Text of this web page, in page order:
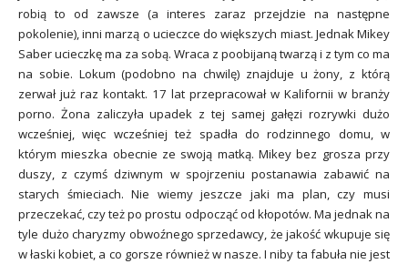
robią to od zawsze (a interes zaraz przejdzie na następne
pokolenie), inni marzą o ucieczce do większych miast. Jednak Mikey
Saber ucieczkę ma za sobą. Wraca z poobijaną twarzą i z tym co ma
na sobie. Lokum (podobno na chwilę) znajduje u żony, z którą
zerwał już raz kontakt. 17 lat przepracował w Kalifornii w branży
porno. Żona zaliczyła upadek z tej samej gałęzi rozrywki dużo
wcześniej, więc wcześniej też spadła do rodzinnego domu, w
którym mieszka obecnie ze swoją matką. Mikey bez grosza przy
duszy, z czymś dziwnym w spojrzeniu postanawia zabawić na
starych śmieciach. Nie wiemy jeszcze jaki ma plan, czy musi
przeczekać, czy też po prostu odpocząć od kłopotów. Ma jednak na
tyle dużo charyzmy obwoźnego sprzedawcy, że jakość wkupuje się
w łaski kobiet, a co gorsze również w nasze. I niby ta fabuła nie jest